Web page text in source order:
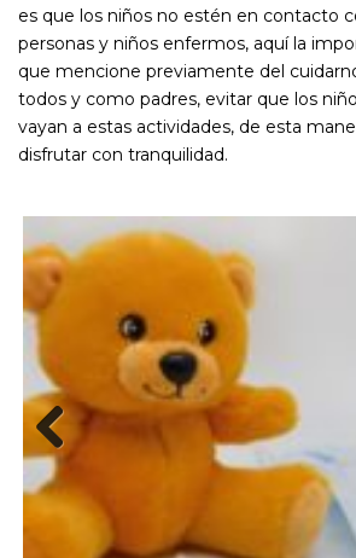
es que los niños no estén en contacto
personas y niños enfermos, aquí la
que mencione previamente del
todos y como padres, evitar que los
vayan a estas actividades, de esta
disfrutar con tranquilidad.
Previous